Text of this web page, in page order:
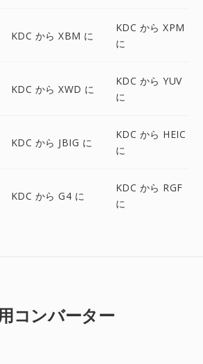
KDC から XBM に
KDC から XPM
に
KDC から XWD に
KDC から YUV
に
KDC から JBIG に
KDC から HEIC
に
KDC から G4 に
KDC から RGF
に
コンバーター